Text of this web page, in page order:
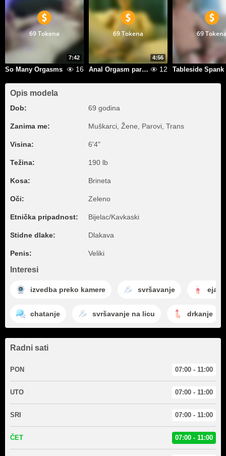
7:42
69 Tokena
So Many Orgasms 16
4:56
69 Tokena
Anal Orgasm part 2 12
69
Tableside Spank
Opis modela
Dob: 69 godina
Zanima me: Muškarci, Žene, Parovi, Trans
Visina: 6'4"
Težina: 190 lb
Kosa: Brineta
Oči: Zeleno
Etnička pripadnost: Bijelac/Kavkaski
Stidne dlake: Dlakava
Penis: Veliki
Interesi
izvedba preko kamere svršavanje
chatanje svršavanje na licu drkanje
Radni sati
PON 07:00 - 11:00
UTO 07:00 - 11:00
SRI 07:00 - 11:00
ČET 07:00 - 11:00